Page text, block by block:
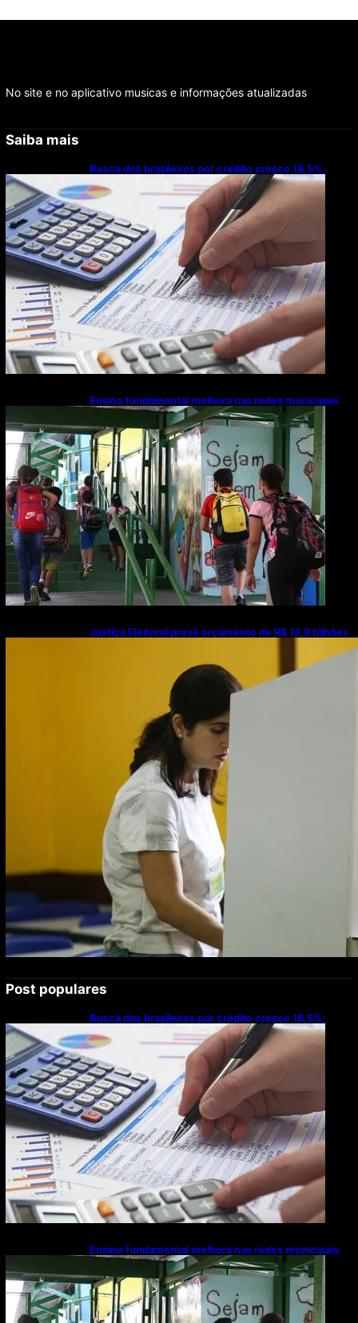
No site e no aplicativo musicas e informações atualizadas
Saiba mais
Busca dos brasileiros por crédito cresce 16,5%;
Mato Grosso lidera ranking entre estados
Ensino fundamental melhora nas redes municipais
Justiça Eleitoral prevê orçamento de R$ 13,9 bilhões
Post populares
Busca dos brasileiros por crédito cresce 16,5%;
Mato Grosso lidera ranking entre estados
Ensino fundamental melhora nas redes municipais